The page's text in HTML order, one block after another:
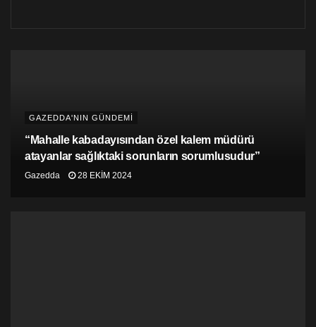
GAZEDDA'NIN GÜNDEMİ
“Mahalle kabadayısından özel kalem müdürü
atayanlar sağlıktaki sorunların sorumlusudur”
Gazedda 28 EKIM 2024